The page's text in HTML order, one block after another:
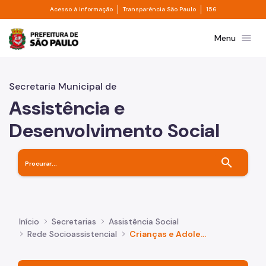
Pular para o Conteúdo principal
Acesso à informação Divisor de acesso à informação
Transparência São Paulo Divisor de
156
Prefeitura de São PauloMenu menu
Secretaria Municipal de
Assistência e
Desenvolvimento Social
search
Início Secretarias
Assistência Social
Rede Socioassistencial
Crianças e Adolescentes